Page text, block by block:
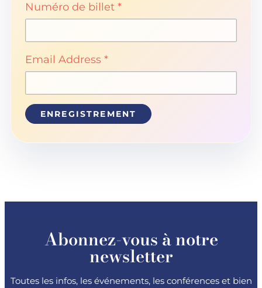
Numéro de billet *
Email Address *
Abonnez-vous à notre
newsletter
Toutes les infos, les événements, les conférences et bien